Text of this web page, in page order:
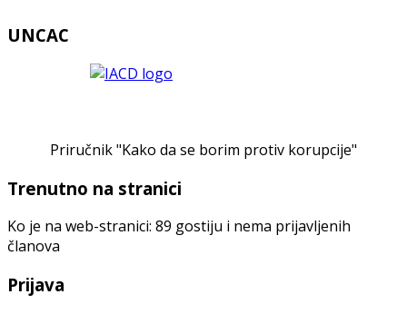
UNCAC
Priručnik "Kako da se borim protiv korupcije"
Trenutno na stranici
Ko je na web-stranici: 89 gostiju i nema prijavljenih
članova
Prijava